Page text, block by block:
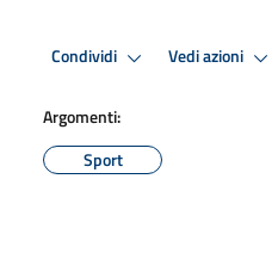
Condividi Vedi azioni
Argomenti:
Sport